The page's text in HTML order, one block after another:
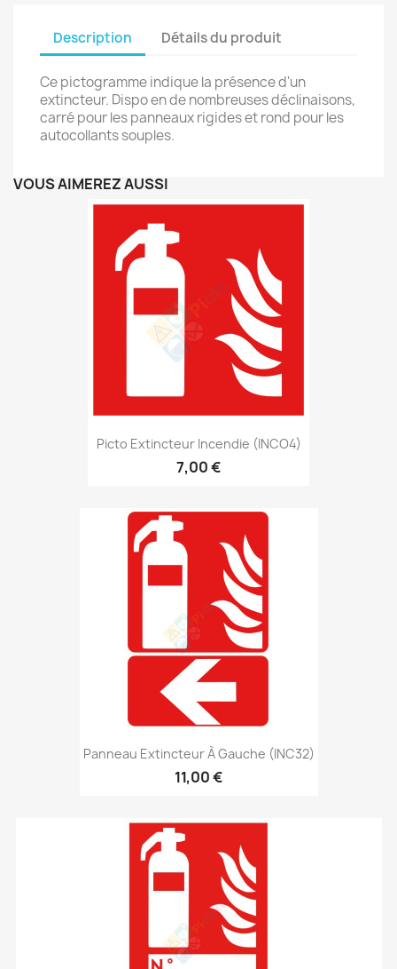
Description Détails du produit
Ce pictogramme indique la présence d'un
extincteur. Dispo en de nombreuses déclinaisons,
carré pour les panneaux rigides et rond pour les
autocollants souples.
VOUS AIMEREZ AUSSI
Picto Extincteur Incendie (INCO4)
7,00 €
Panneau Extincteur À Gauche (INC32)
11,00 €